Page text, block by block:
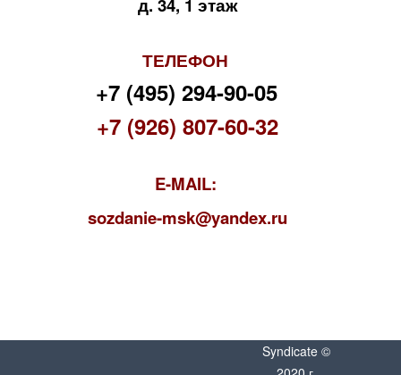
д. 34, 1 этаж
ТЕЛЕФОН
+7 (495) 294-90-05
+7 (926) 807-60-32
E-MAIL:
sozdanie-msk@yandex.ru
Syndicate ©